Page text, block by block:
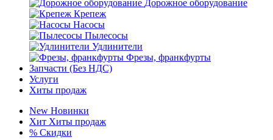
Дорожное оборудование
Крепеж
Насосы
Пылесосы
Удлинители
Фрезы, франкфурты
Запчасти (Без НДС)
Услуги
Хиты продаж
New Новинки
Хит Хиты продаж
% Скидки